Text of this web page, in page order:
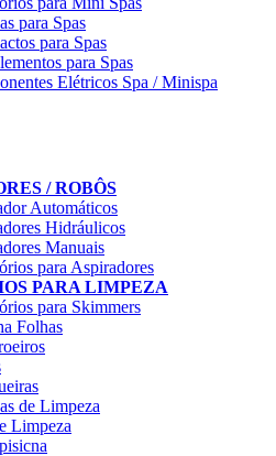
para Spas
para Spas
para Spas
Elétricos Spa / Minispa
/ ROBÔS
Automáticos
Hidráulicos
Manuais
para Aspiradores
PARA LIMPEZA
para Skimmers
Folhas
de Limpeza
Limpeza